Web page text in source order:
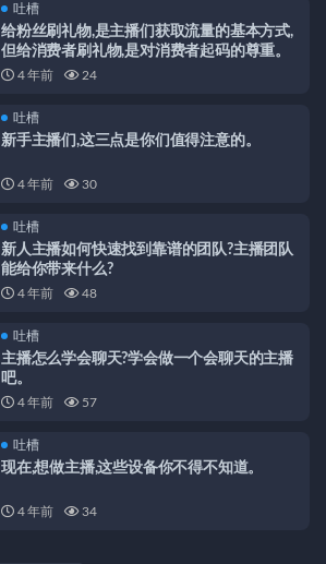
吐槽
给粉丝刷礼物,是主播们获取流量的基本方式,
但给消费者刷礼物,是对消费者起码的尊重。
4 年前 24
吐槽
新手主播们,这三点是你们值得注意的。
4 年前 30
吐槽
新人主播如何快速找到靠谱的团队?主播团队
能给你带来什么?
4 年前 48
吐槽
主播怎么学会聊天?学会做一个会聊天的主播
吧。
4 年前 57
吐槽
现在,想做主播,这些设备你不得不知道。
4 年前 34